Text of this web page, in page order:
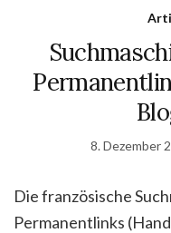
8. Dezember
Die französische
Permanentlinks